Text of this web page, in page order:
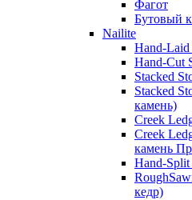
Фагот
Бутовый
Nailite
Hand-
Hand-Cut
Stacked
Stacked
камень)
Creek
Creek
камень
Hand-
кедр)